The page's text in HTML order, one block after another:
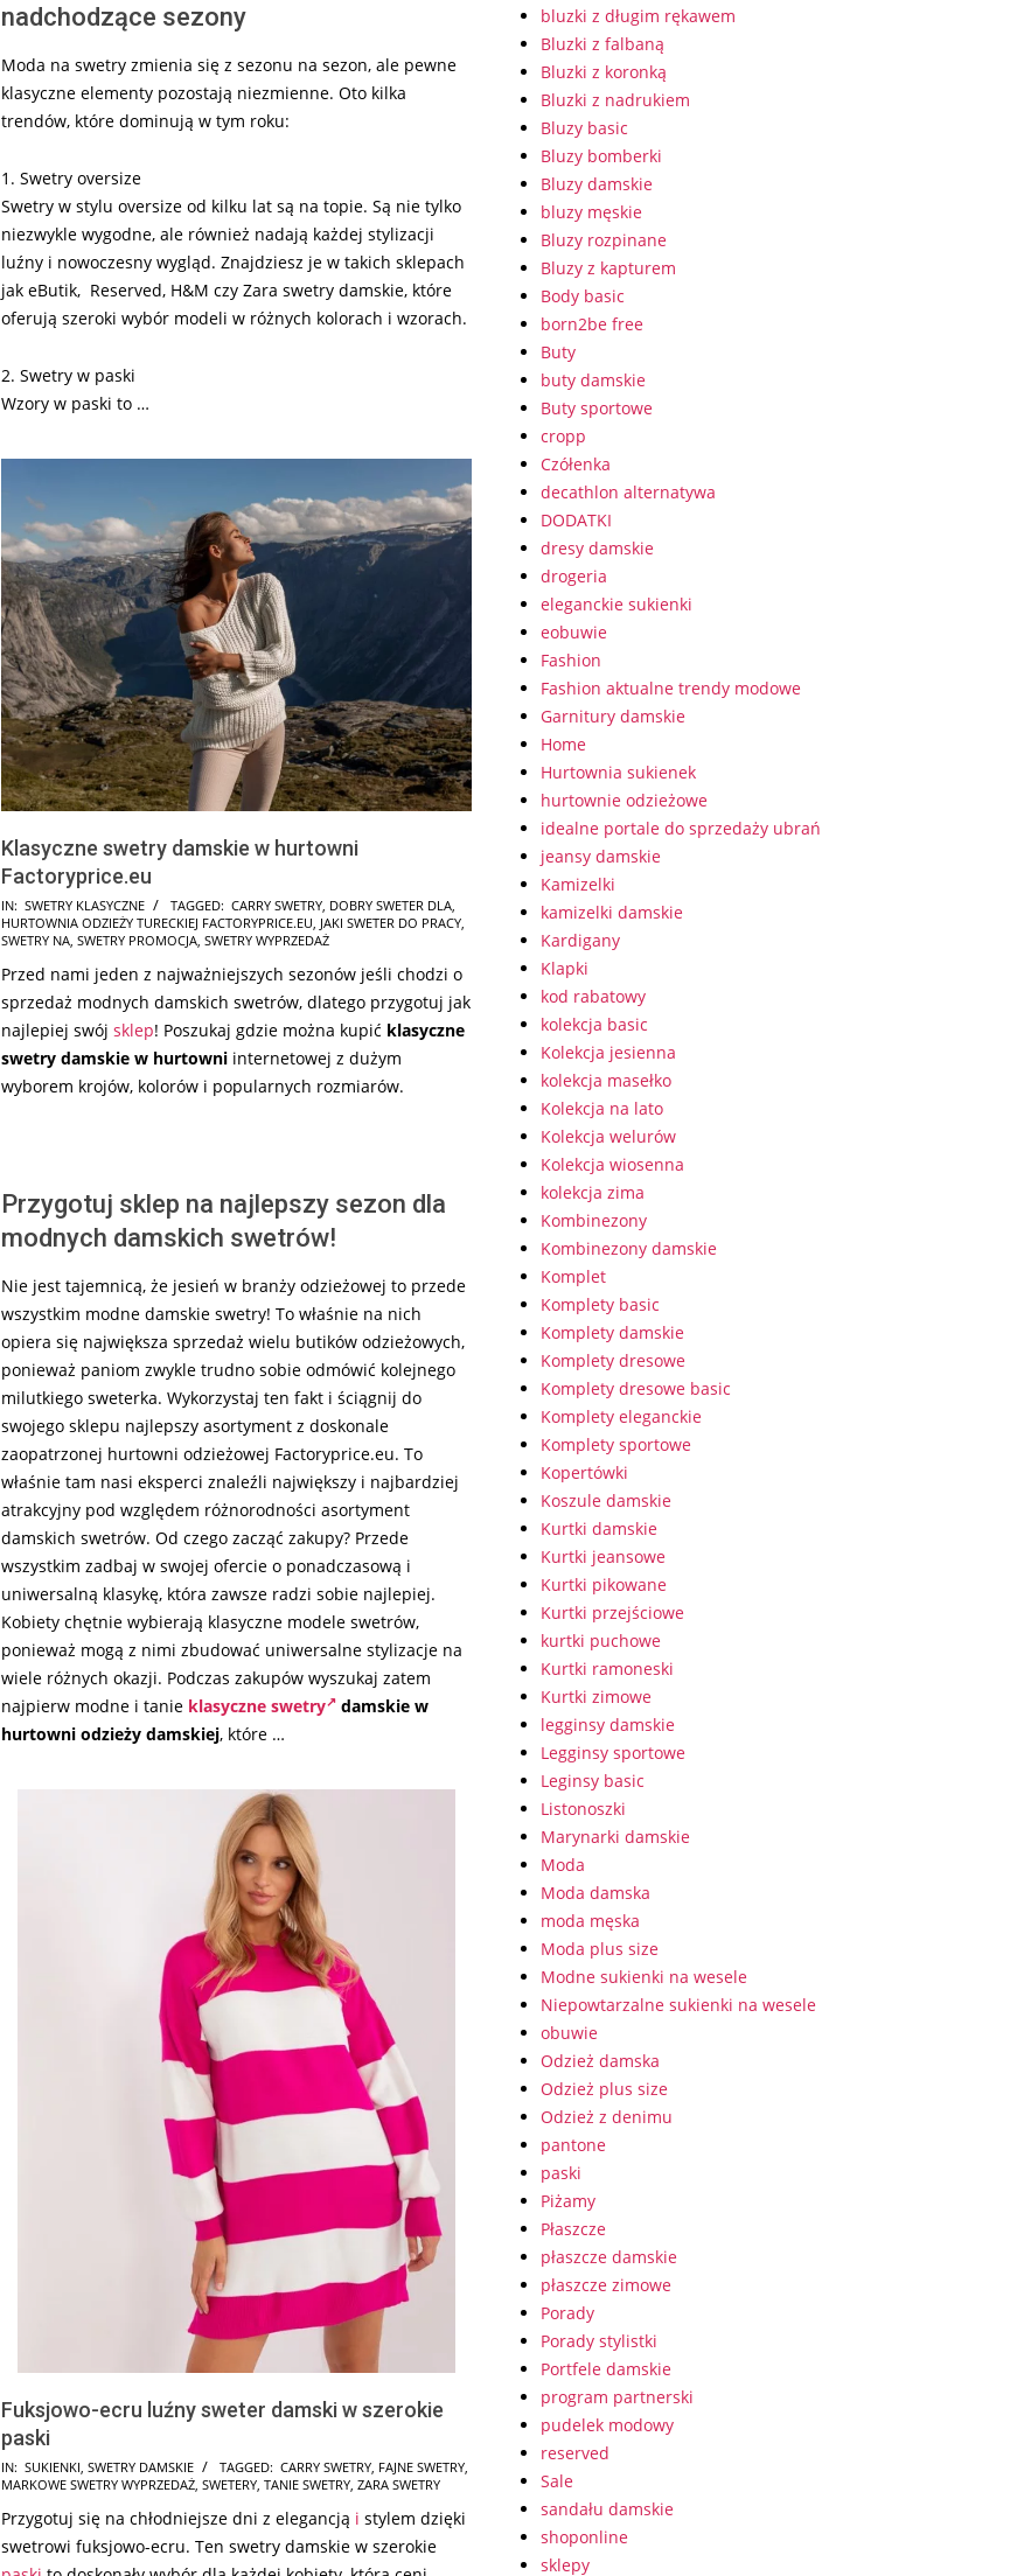
nadchodzące sezony
Moda na swetry zmienia się z sezonu na sezon, ale pewne
klasyczne elementy pozostają niezmienne. Oto kilka
trendów, które dominują w tym roku:
1. Swetry oversize
Swetry w stylu oversize od kilku lat są na topie. Są nie tylko
niezwykle wygodne, ale również nadają każdej stylizacji
luźny i nowoczesny wygląd. Znajdziesz je w takich sklepach
jak eButik, Reserved, H&M czy Zara swetry damskie, które
oferują szeroki wybór modeli w różnych kolorach i wzorach.
2. Swetry w paski
Wzory w paski to …
Klasyczne swetry damskie w hurtowni
Factoryprice.eu
2024-
11-
IN: SWETRY KLASYCZNE TAGGED: CARRY SWETRY, DOBRY SWETER DLA,
HURTOWNIA ODZIEŻY TURECKIEJ FACTORYPRICE.EU, JAKI SWETER DO PRACY,
SWETRY NA, SWETRY PROMOCJA, SWETRY WYPRZEDAŻ
Przed nami jeden z najważniejszych sezonów jeśli chodzi o
sprzedaż modnych damskich swetrów, dlatego przygotuj jak
najlepiej swój sklep! Poszukaj gdzie można kupić klasyczne
swetry damskie w hurtowni internetowej z dużym
wyborem krojów, kolorów i popularnych rozmiarów.
Przygotuj sklep na najlepszy sezon dla
modnych damskich swetrów!
Nie jest tajemnicą, że jesień w branży odzieżowej to przede
wszystkim modne damskie swetry! To właśnie na nich
opiera się największa sprzedaż wielu butików odzieżowych,
ponieważ paniom zwykle trudno sobie odmówić kolejnego
milutkiego sweterka. Wykorzystaj ten fakt i ściągnij do
swojego sklepu najlepszy asortyment z doskonale
zaopatrzonej hurtowni odzieżowej Factoryprice.eu. To
właśnie tam nasi eksperci znaleźli największy i najbardziej
atrakcyjny pod względem różnorodności asortyment
damskich swetrów. Od czego zacząć zakupy? Przede
wszystkim zadbaj w swojej ofercie o ponadczasową i
uniwersalną klasykę, która zawsze radzi sobie najlepiej.
Kobiety chętnie wybierają klasyczne modele swetrów,
ponieważ mogą z nimi zbudować uniwersalne stylizacje na
wiele różnych okazji. Podczas zakupów wyszukaj zatem
najpierw modne i tanie klasyczne swetry
damskie w
hurtowni odzieży damskiej, które …
Fuksjowo-ecru luźny sweter damski w szerokie
paski
2024-
08-
11
IN: SUKIENKI SWETRY DAMSKIE TAGGED: CARRY SWETRY FAJNE SWETRY
MARKOWE SWETRY WYPRZEDAŻ SWETERY TANIE SWETRY ZARA SWETRY
Przygotuj się na chłodniejsze dni z elegancją i stylem dzięki
swetrowi fuksjowo-ecru. Ten swetry damskie w szerokie
bluzki z długim rękawem
Bluzki z falbaną
Bluzki z koronką
Bluzki z nadrukiem
Bluzy basic
Bluzy bomberki
Bluzy damskie
bluzy męskie
Bluzy rozpinane
Bluzy z kapturem
Body basic
born2be free
Buty
buty damskie
Buty sportowe
cropp
Czółenka
decathlon alternatywa
DODATKI
dresy damskie
drogeria
eleganckie sukienki
eobuwie
Fashion
Fashion aktualne trendy modowe
Garnitury damskie
Home
Hurtownia sukienek
hurtownie odzieżowe
idealne portale do sprzedaży ubrań
jeansy damskie
Kamizelki
kamizelki damskie
Kardigany
Klapki
kod rabatowy
kolekcja basic
Kolekcja jesienna
kolekcja masełko
Kolekcja na lato
Kolekcja welurów
Kolekcja wiosenna
kolekcja zima
Kombinezony
Kombinezony damskie
Komplet
Komplety basic
Komplety damskie
Komplety dresowe
Komplety dresowe basic
Komplety eleganckie
Komplety sportowe
Kopertówki
Koszule damskie
Kurtki damskie
Kurtki jeansowe
Kurtki pikowane
Kurtki przejściowe
kurtki puchowe
Kurtki ramoneski
Kurtki zimowe
legginsy damskie
Legginsy sportowe
Leginsy basic
Listonoszki
Marynarki damskie
Moda
Moda damska
moda męska
Moda plus size
Modne sukienki na wesele
Niepowtarzalne sukienki na wesele
obuwie
Odzież damska
Odzież plus size
Odzież z denimu
pantone
paski
Piżamy
Płaszcze
płaszcze damskie
płaszcze zimowe
Porady
Porady stylistki
Portfele damskie
program partnerski
pudelek modowy
reserved
Sale
sandału damskie
shoponline
sklepy